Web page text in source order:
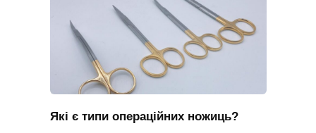
Які є типи операційних ножиць?